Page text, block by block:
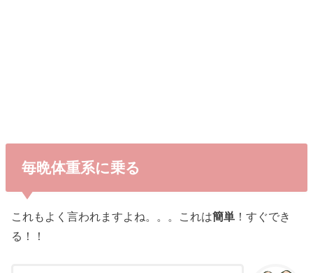
毎晩体重系に乗る
これもよく言われますよね。。。これは簡単 ！すぐでき
る！！